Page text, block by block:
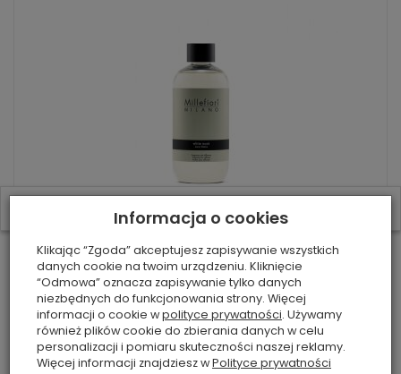
White Musk- Millefiori- Uzupełniacz...
53,04 zł Rabat: 32 %
Do koszyka
W ostatnich 7 dniach produktem interesują się
Informacja o cookies
Klikając “Zgoda” akceptujesz zapisywanie wszystkich
danych cookie na twoim urządzeniu. Kliknięcie
“Odmowa” oznacza zapisywanie tylko danych
niezbędnych do funkcjonowania strony. Więcej
informacji o cookie wpolityce prywatności. Używamy
również plików cookie do zbierania danych w celu
personalizacji i pomiaru skuteczności naszej reklamy.
Więcej informacji znajdziesz wPolityce prywatności